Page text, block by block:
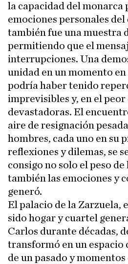
la capacidad del monarca
emociones personales
también fue una muestra
permitiendo que el
interrupciones. Una
unidad en un momento
podría haber tenido
imprevisibles y, en el peor
devastadoras. El
aire de resignación
hombres, cada uno en su
reflexiones y dilemas, se
consigo no solo el peso
también las emociones y
generó.
El palacio de la Zarzuela,
sido hogar y cuartel
Carlos durante décadas,
transformó en un espacio
de un pasado y